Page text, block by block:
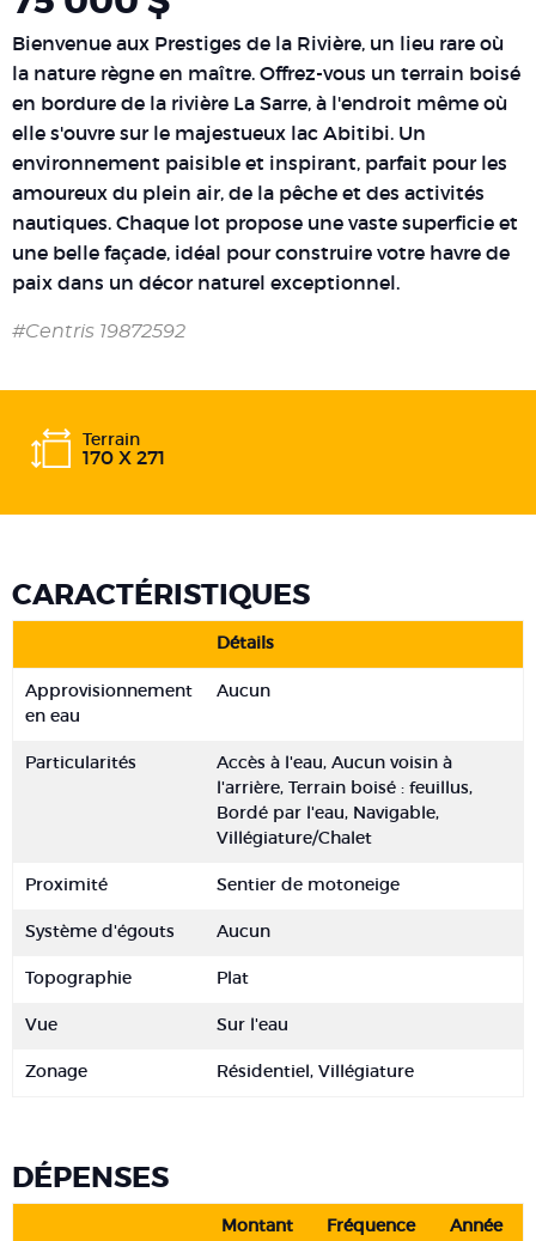
Bienvenue aux Prestiges de la Rivière, un lieu rare où
la nature règne en maître. Offrez-vous un terrain boisé
en bordure de la rivière La Sarre, à l'endroit même où
elle s'ouvre sur le majestueux lac Abitibi. Un
environnement paisible et inspirant, parfait pour les
amoureux du plein air, de la pêche et des activités
nautiques. Chaque lot propose une vaste superficie et
une belle façade, idéal pour construire votre havre de
paix dans un décor naturel exceptionnel.
#Centris 19872592
Terrain
170 X 271
CARACTÉRISTIQUES
Détails
Approvisionnement
en eau
Aucun
Particularités
Accès à l'eau, Aucun voisin à
l'arrière, Terrain boisé : feuillus,
Bordé par l'eau, Navigable,
Villégiature/Chalet
Proximité Sentier de motoneige
Système d'égouts Aucun
Topographie Plat
Vue Sur l'eau
Zonage Résidentiel, Villégiature
DÉPENSES
Montant Fréquence Année